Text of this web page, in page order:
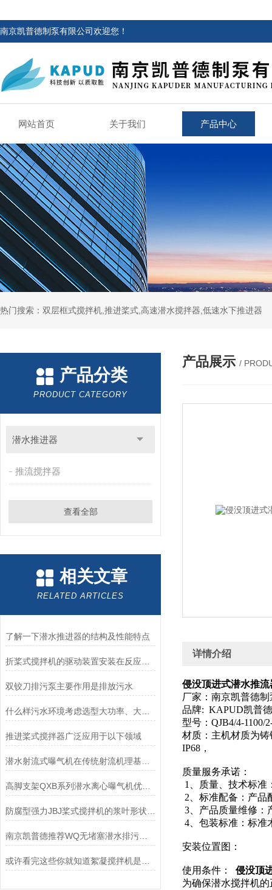
南京凯普德制泵有限公司欢迎您！
网站首页 关于我们 产品中心
热门搜索：双层框式搅拌机,推进桨式,高速潜水搅拌器,低速水下推进器
产品分类
PRODUCT CATEGORY
潜水推进器
推流搅拌器
查看全部
相关文章
RELATED ARTICLES
了解一下潜水推进器的结构及性能特点
双铰刀排污泵主要作用是排放污水
推进桨式搅拌器广泛应用于以下领域
潜水射流式曝气机在传统射流机理基础上融合了先进的散流技术
高脚支架QXB系列潜水离心曝气机优势-南京凯普德
南京凯普德推荐WQ无堵塞潜水排污泵，大流量、高扬程选型条件和注意事项
产品展示 /
详情介绍
侵没顶进式潜水推流
厂家：南京凯普德
品牌: KAPUD凯普德
型号：QJB4/4-1100/
材质：主机材质为铸
IP68，
质量服务承诺：
1、质量、技术标准
2、标准配备：产品
3、产品质量维修：
4、包装标准：标准
安装位置图：
使用条件： 侵没顶
为确保潜水搅拌机